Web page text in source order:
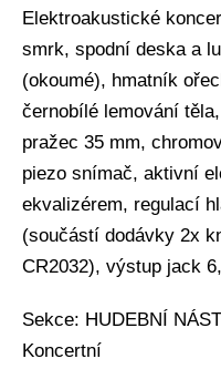
Elektroakustické
smrk, spodní deska a
(okoumé), hmatník
černobílé lemování
pražec 35 mm,
piezo snímač, aktivní
ekvalizérem, regulací
(součástí dodávky 2x
CR2032), výstup jack
Sekce: HUDEBNÍ
Koncertní